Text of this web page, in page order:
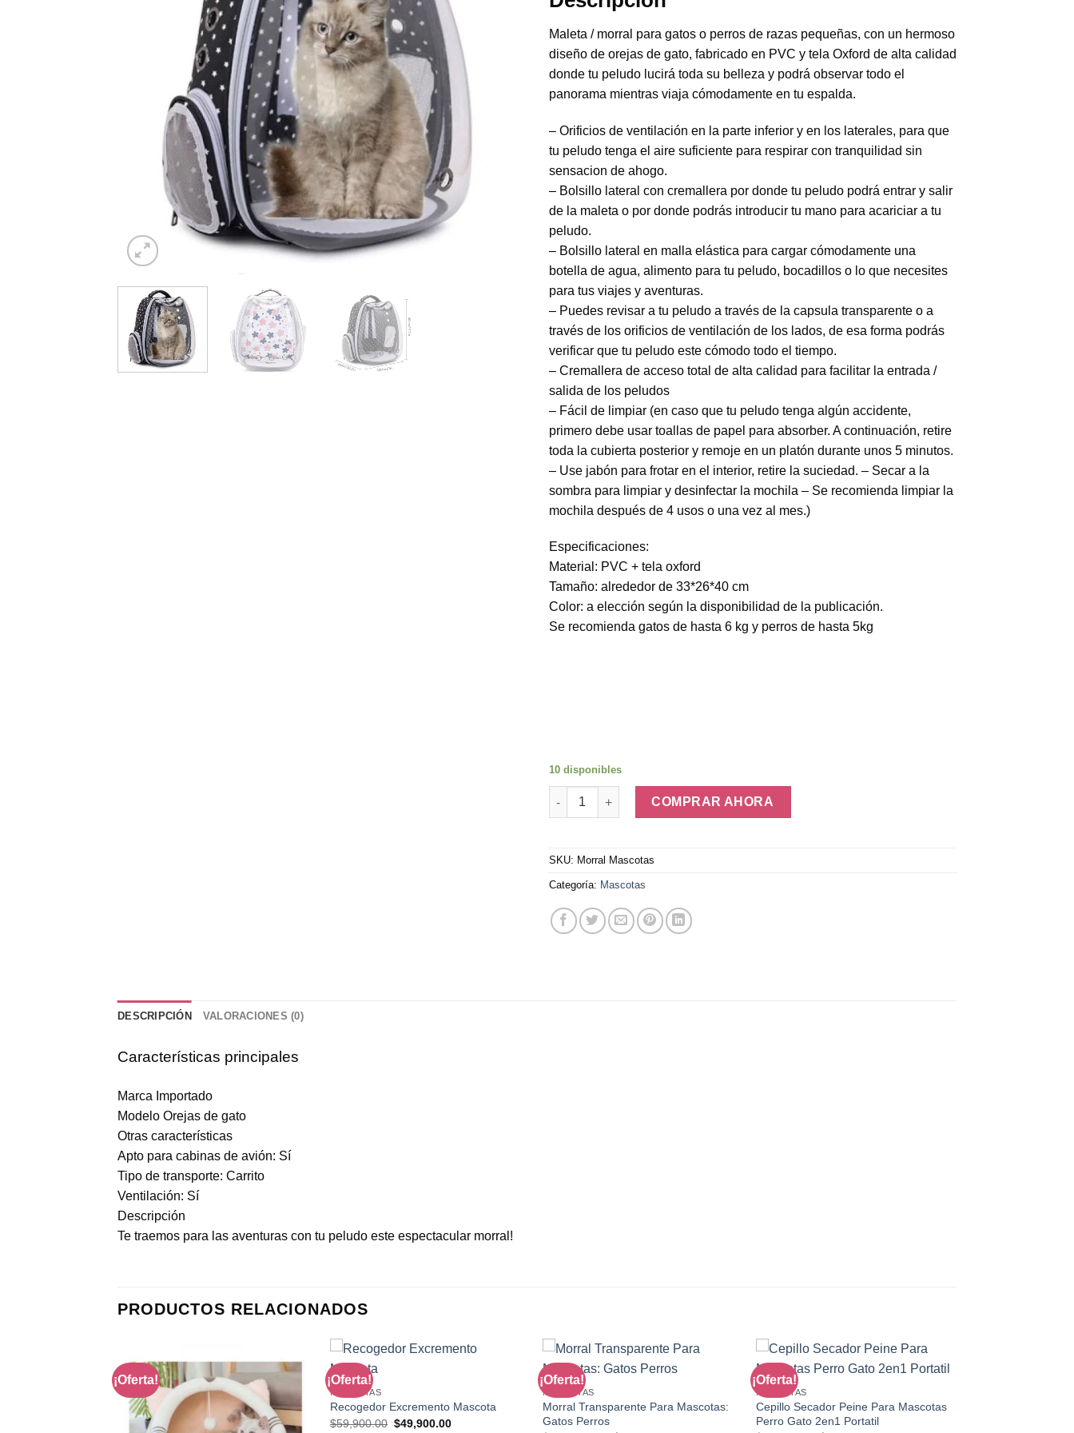
Maleta / morral para gatos o perros de razas pequeñas, con un hermoso
diseño de orejas de gato, fabricado en PVC y tela Oxford de alta calidad
donde tu peludo lucirá toda su belleza y podrá observar todo el
panorama mientras viaja cómodamente en tu espalda.
– Orificios de ventilación en la parte inferior y en los laterales, para que
tu peludo tenga el aire suficiente para respirar con tranquilidad sin
sensacion de ahogo.
– Bolsillo lateral con cremallera por donde tu peludo podrá entrar y salir
de la maleta o por donde podrás introducir tu mano para acariciar a tu
peludo.
– Bolsillo lateral en malla elástica para cargar cómodamente una
botella de agua, alimento para tu peludo, bocadillos o lo que necesites
para tus viajes y aventuras.
– Puedes revisar a tu peludo a través de la capsula transparente o a
través de los orificios de ventilación de los lados, de esa forma podrás
verificar que tu peludo este cómodo todo el tiempo.
– Cremallera de acceso total de alta calidad para facilitar la entrada /
salida de los peludos
– Fácil de limpiar (en caso que tu peludo tenga algún accidente,
primero debe usar toallas de papel para absorber. A continuación, retire
toda la cubierta posterior y remoje en un platón durante unos 5 minutos.
– Use jabón para frotar en el interior, retire la suciedad. – Secar a la
sombra para limpiar y desinfectar la mochila – Se recomienda limpiar la
mochila después de 4 usos o una vez al mes.)
Especificaciones:
Material: PVC + tela oxford
Tamaño: alrededor de 33*26*40 cm
Color: a elección según la disponibilidad de la publicación.
Se recomienda gatos de hasta 6 kg y perros de hasta 5kg
10 disponibles
Morral Transportador Transparente Mascotas cantidad
COMPRAR AHORA
SKU: Morral Mascotas
Categoría: Mascotas
DESCRIPCIÓN VALORACIONES (0)
Características principales
Marca Importado
Modelo Orejas de gato
Otras características
Apto para cabinas de avión: Sí
Tipo de transporte: Carrito
Ventilación: Sí
Descripción
Te traemos para las aventuras con tu peludo este espectacular morral!
PRODUCTOS RELACIONADOS
¡Oferta! ¡Oferta!
MASCOTAS
Recogedor Excremento Mascota
$59,900.00 Original
$49,900.00Current
¡Oferta!
MASCOTAS
Morral Transparente Para Mascotas:
Gatos Perros
¡Oferta!
MASCOTAS
Cepillo Secador Peine Para Mascotas
Perro Gato 2en1 Portatil